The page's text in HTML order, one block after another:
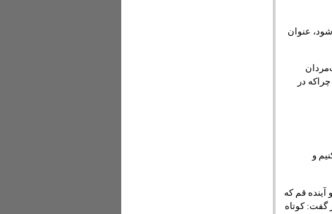
عنوان
در
و
قم که
گفت: کوتاه